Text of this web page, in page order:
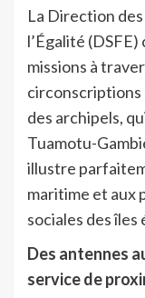
La Direction
l’Égalité
missions à
circonscriptions
des archipels,
Tuamotu-
illustre
maritime et aux
sociales des îles
Des antennes
service de